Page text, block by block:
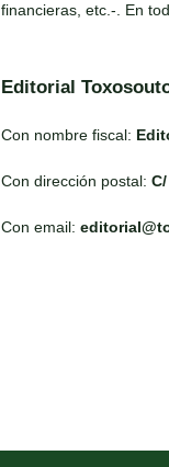
financieras, etc.-. En
Editorial
Con nombre fiscal:
Con dirección postal:
Con email: